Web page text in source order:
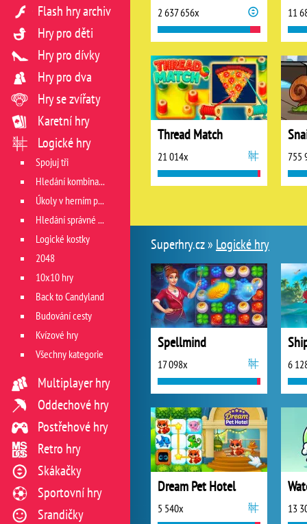
2 637 656x 11
Thread Match
21 014x 755
Superhry.cz » Logické hry
Spellmind
17 098x 6
Dream Pet Hotel
5 540x 13
Flash hry archiv
Hry pro děti
Hry pro dívky
Hry pro dva
Hry se zvířaty
Karetní hry
Logické hry
Spojuj tři
Hledání kombinace
Úkoly v herním poli
Hledání správné cesty
Logické kostky
2048
10x10 hry
Back to Candyland
Budování cesty
Kvízové hry
Všechny kategorie
Multiplayer hry
Oddechové hry
Postřehové hry
Retro hry
Skákačky
Sportovní hry
Srandičky